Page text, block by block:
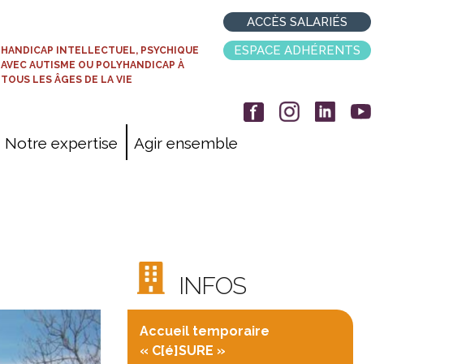
HANDICAP INTELLECTUEL, PSYCHIQUE
AVEC AUTISME OU POLYHANDICAP À
TOUS LES ÂGES DE LA VIE
ACCÈS SALARIÉS
ESPACE ADHÉRENTS
Notre expertise
Agir ensemble
INFOS
Accueil temporaire
« C[é]SURE »